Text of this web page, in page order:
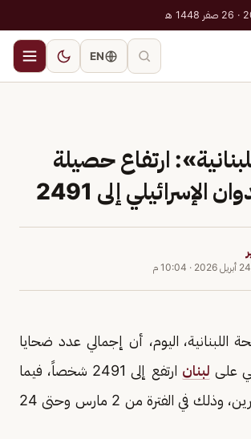
EN
ارتفاع حصيلة
الإسرائيلي إلى 2491
· 10:04 م
اللبنانية، اليوم، أن إجمالي عدد ضحايا
على لبنان
ارتفع إلى 2491 شخصاً، فيما
أصيب 7719 آخرين، وذلك في الفترة من 2 مارس وحتى 24